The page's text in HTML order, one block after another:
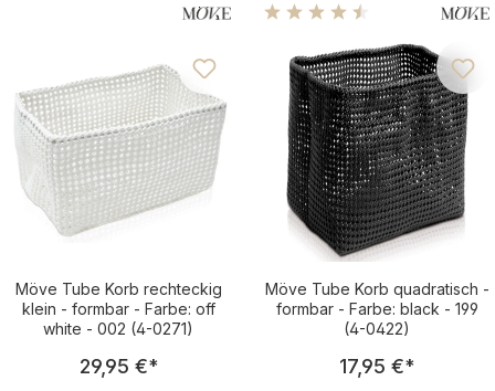
Möve Tube Korb rechteckig
klein - formbar - Farbe: off
white - 002 (4-0271)
Regulärer Preis:
29,95 €*
Durchschnittliche
Möve Tube Korb quadratisch -
formbar - Farbe: black - 199
(4-0422)
Regulärer
17,95 €*